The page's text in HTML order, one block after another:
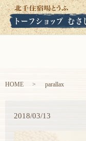
HOME parallax
2018/03/13